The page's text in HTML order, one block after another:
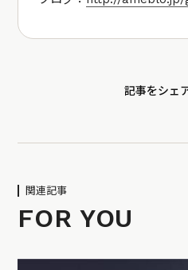
記事をシェ
関連記事
FOR YOU